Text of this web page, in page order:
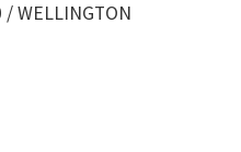
/ WELLINGTON